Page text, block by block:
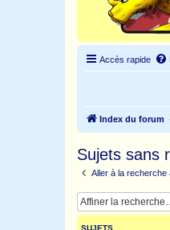
Accès rapide
Index du forum
Sujets sans
Aller à la recherche
SUJETS